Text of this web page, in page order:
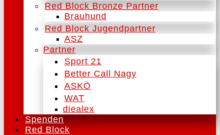
Red Block Bronze Partner
Brauhund
Red Block Jugendpartner
ASZ
Partner
Sport 21
Better Call Nagy
ASKÖ
WAT
diealex
Spenden
Red Block